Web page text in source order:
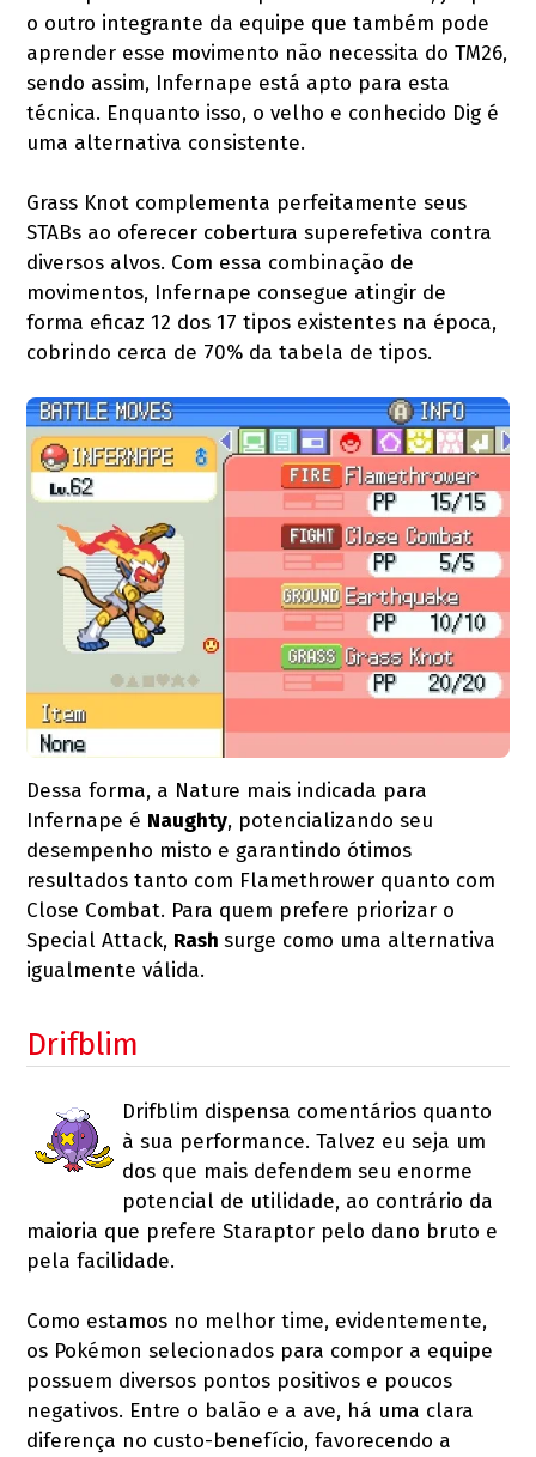
o outro integrante da equipe que também pode
aprender esse movimento não necessita do TM26,
sendo assim, Infernape está apto para esta
técnica. Enquanto isso, o velho e conhecido Dig é
uma alternativa consistente.
Grass Knot complementa perfeitamente seus
STABs ao oferecer cobertura superefetiva contra
diversos alvos. Com essa combinação de
movimentos, Infernape consegue atingir de
forma eficaz 12 dos 17 tipos existentes na época,
cobrindo cerca de 70% da tabela de tipos.
Dessa forma, a Nature mais indicada para
Infernape é Naughty, potencializando seu
desempenho misto e garantindo ótimos
resultados tanto com Flamethrower quanto com
Close Combat. Para quem prefere priorizar o
Special Attack, Rashsurge como uma alternativa
igualmente válida.
Drifblim
Drifblim dispensa comentários quanto
à sua performance. Talvez eu seja um
dos que mais defendem seu enorme
potencial de utilidade, ao contrário da
maioria que prefere Staraptor pelo dano bruto e
pela facilidade.
Como estamos no melhor time, evidentemente,
os Pokémon selecionados para compor a equipe
possuem diversos pontos positivos e poucos
negativos. Entre o balão e a ave, há uma clara
diferença no custo-benefício, favorecendo a